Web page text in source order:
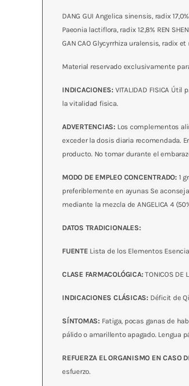
DANG GUI Angelica sinensis, radix
Paeonia lactiflora, radix 12,8% REN
GAN CAO Glycyrrhiza uralensis, radix
Material reservado exclusivamente
INDICACIONES: VITALIDAD FISICA
la vitalidad fisica.
ADVERTENCIAS: Los complementos
exceder la dosis diaria recomendada.
producto. No tomar durante el
MODO DE EMPLEO CONCENTRADO: 1
preferiblemente en ayunas Se
mediante la mezcla de ANGELICA 4
DATOS TRADICIONALES:
FUENTE Lista de los Elementos
CLASE FARMACOLÓGICA: TONICOS DE
INDICACIONES CLÁSICAS: Déficit de
SÍNTOMAS: Fatiga, pocas ganas de
pálido o amarillento apagado. Lengua
REFUERZA EL ORGANISMO EN CASO
esfuerzo.